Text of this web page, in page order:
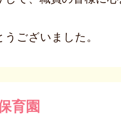
ございました。
育園